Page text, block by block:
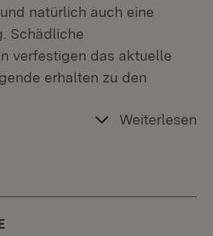
natürlich auch eine
Schädliche
verfestigen das aktuelle
erhalten zu den
Weiterlesen